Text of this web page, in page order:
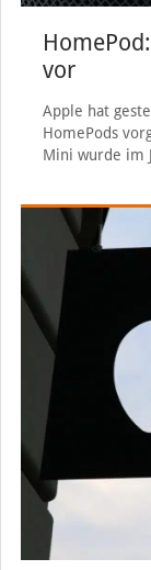
vor
Apple hat
HomePods
Mini wurde im